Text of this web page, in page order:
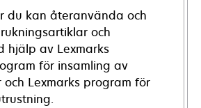
du kan återanvända och
och
hjälp av Lexmarks
för insamling av
Lexmarks program för